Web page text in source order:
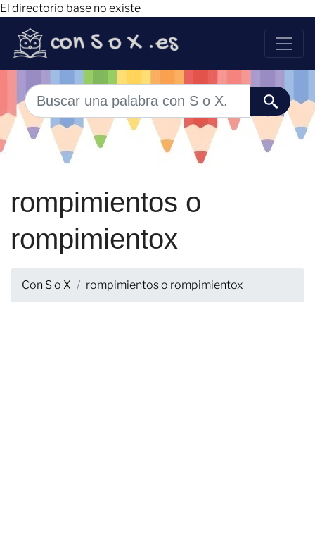
El directorio base no existe
rompimientos o
rompimientox
Con S o X rompimientos o rompimientox